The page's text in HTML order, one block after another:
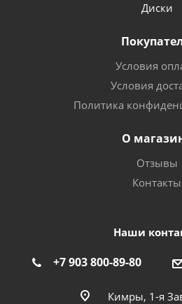
Диски
Условия
Условия
Политика
О
Отзывы
Контакты
Наши
+7 903 800-89-80
Кимры, 1-я